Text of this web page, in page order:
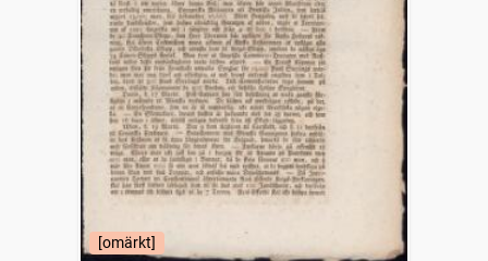
[omärkt]